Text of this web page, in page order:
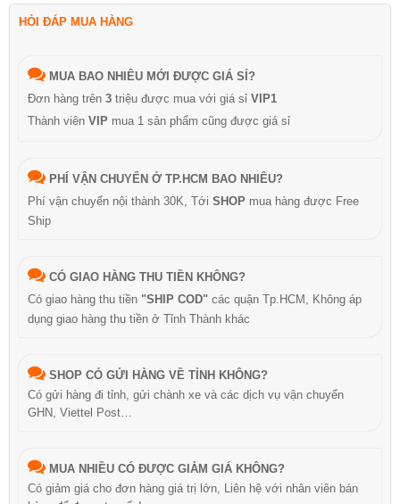
HỎI ĐÁP MUA HÀNG
MUA BAO NHIÊU MỚI ĐƯỢC GIÁ SỈ?
Đơn hàng trên 3 triệu được mua với giá sỉ VIP1
Thành viên VIP mua 1 sản phẩm cũng được giá sỉ
PHÍ VẬN CHUYỂN Ở TP.HCM BAO NHIÊU?
Phí vận chuyển nội thành 30K, Tới SHOP mua hàng được Free
Ship
CÓ GIAO HÀNG THU TIỀN KHÔNG?
Có giao hàng thu tiền "SHIP COD" các quận Tp.HCM, Không áp
dụng giao hàng thu tiền ở Tỉnh Thành khác
SHOP CÓ GỬI HÀNG VỀ TỈNH KHÔNG?
Có gửi hàng đi tỉnh, gửi chành xe và các dịch vụ vận chuyển
GHN, Viettel Post…
MUA NHIỀU CÓ ĐƯỢC GIẢM GIÁ KHÔNG?
Có giảm giá cho đơn hàng giá trị lớn, Liên hệ với nhân viên bán